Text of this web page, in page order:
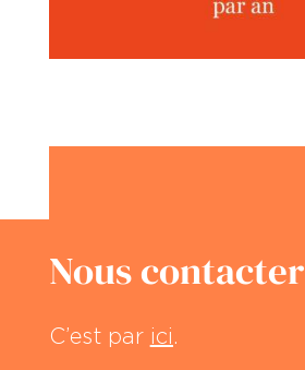
Nous contacter
C’est par ici